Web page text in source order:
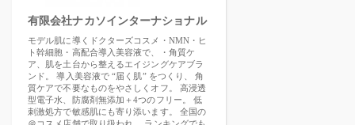
有限会社ナカソインターナショナル
モデル肌に導くドクターズコスメ・NMN・ヒ
ト幹細胞・高配合導入美容液で、・角質ケ
ア、肌を土台から整えるエイジングケアブラ
ンド。 導入美容液で “届く肌” をつくり、 角
質ケアで不要なものをやさしくオフ。 高浸透
型電子水、防腐剤無添加＋4つのフリー。 低
刺激処方で敏感肌にも寄り添います。 全国の